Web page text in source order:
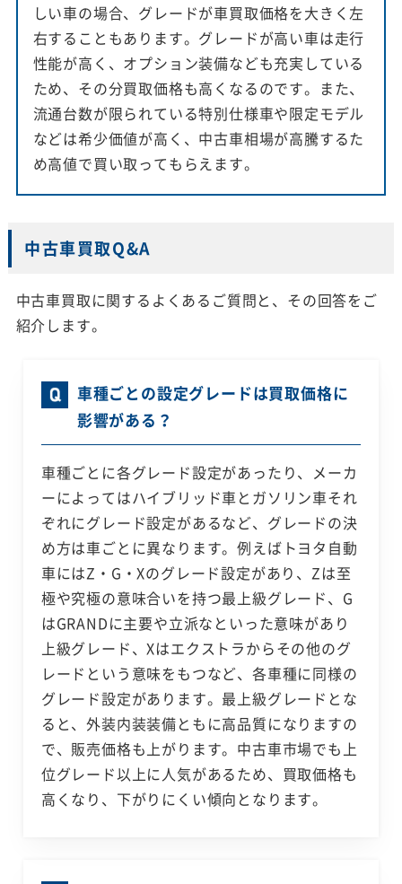
しい車の場合、グレードが車買取価格を大きく左
右することもあります。グレードが高い車は走行
性能が高く、オプション装備なども充実している
ため、その分買取価格も高くなるのです。また、
流通台数が限られている特別仕様車や限定モデル
などは希少価値が高く、中古車相場が高騰するた
め高値で買い取ってもらえます。
中古車買取Q&A
中古車買取に関するよくあるご質問と、その回答をご
紹介します。
車種ごとの設定グレードは買取価格に
影響がある？
車種ごとに各グレード設定があったり、メーカ
ーによってはハイブリッド車とガソリン車それ
ぞれにグレード設定があるなど、グレードの決
め方は車ごとに異なります。例えばトヨタ自動
車にはZ・G・Xのグレード設定があり、Zは至
極や究極の意味合いを持つ最上級グレード、G
はGRANDに主要や立派なといった意味があり
上級グレード、Xはエクストラからその他のグ
レードという意味をもつなど、各車種に同様の
グレード設定があります。最上級グレードとな
ると、外装内装装備ともに高品質になりますの
で、販売価格も上がります。中古車市場でも上
位グレード以上に人気があるため、買取価格も
高くなり、下がりにくい傾向となります。